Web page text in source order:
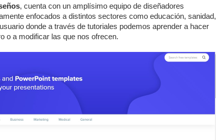
, cuenta con un amplísimo equipo de diseñadores
enfocados a distintos sectores como educación, sanidad,
donde a través de tutoriales podemos aprender a hacer
o a modificar las que nos ofrecen.